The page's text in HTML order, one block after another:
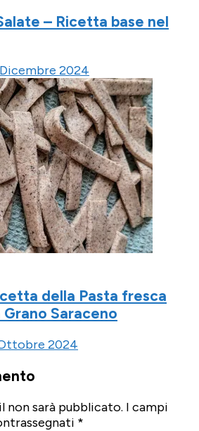
– Ricetta base nel
2024
della Pasta fresca
Saraceno
2024
non sarà pubblicato. I campi
*